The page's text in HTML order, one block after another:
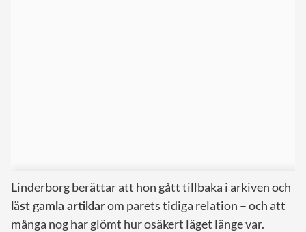
Linderborg berättar att hon gått tillbaka i arkiven och
läst gamla artiklarom parets tidiga relation – och att
många nog har glömt hur osäkert läget länge var.